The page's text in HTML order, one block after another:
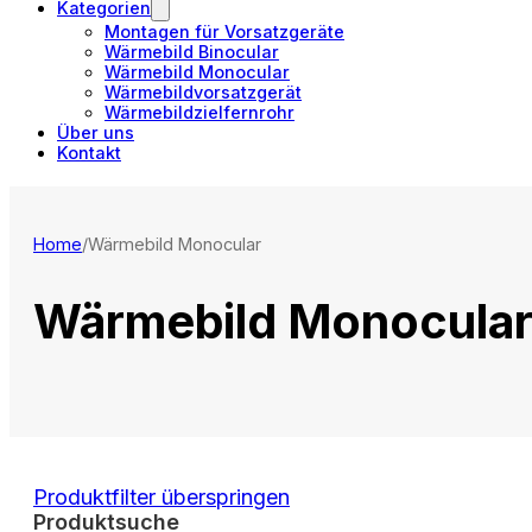
Kategorien
Montagen für Vorsatzgeräte
Wärmebild Binocular
Wärmebild Monocular
Wärmebildvorsatzgerät
Wärmebildzielfernrohr
Über uns
Kontakt
Home/Wärmebild Monocular
Wärmebild Monocular
Produktfilter überspringen
Produktsuche